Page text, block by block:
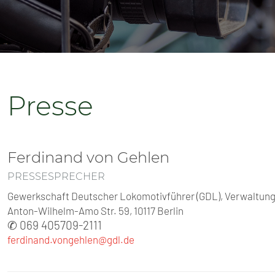
TARIF
MITGLIEDSCHAFT
Presse
Ferdinand von Gehlen
PRESSESPRECHER
Gewerkschaft Deutscher Lokomotivführer (GDL),
Anton-Wilhelm-Amo Str. 59, 10117 Berlin
✆ 069 405709-2111
ferdinand.vongehlen@gdl.de